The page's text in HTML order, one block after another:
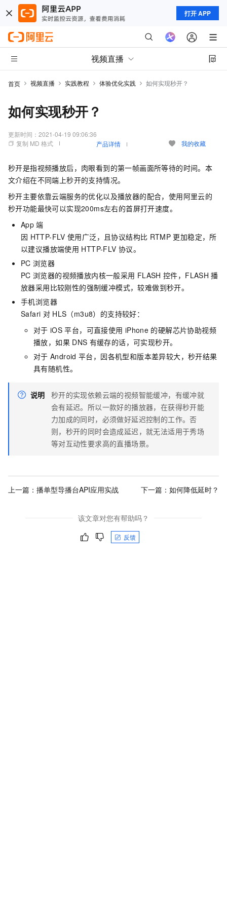
打开 APP
视频直播
首页 视频直播 实践教程 体验优化实践 如何实现秒开？
如何实现秒开？
更新时间： 2021-04-19 09:06:36
复制 MD 格式
产品详情 我的收藏
秒开是指视频播放后，肉眼看到的第一帧画面所等待的时间。本
文介绍在不同端上秒开的支持情况。
秒开主要依靠云端服务的优化以及播放器的配合，使用阿里云的
秒开功能最快可以实现200ms左右的首屏打开速度。
App 端
因 HTTP-FLV 使用广泛，且协议结构比 RTMP 更加稳定，所
以建议播放端使用 HTTP-FLV 协议。
PC 浏览器
PC 浏览器的视频播放内核一般采用 FLASH 控件，FLASH 播
放器采用比较刚性的强制缓冲模式，较难做到秒开。
手机浏览器
Safari 对 HLS（m3u8）的支持较好：
对于 iOS 平台，可直接使用 iPhone 的硬解芯片协助视频
播放，如果 DNS 有缓存的话，可实现秒开。
对于 Android 平台，因各机型和版本差异较大，秒开结果
具有随机性。
说明
秒开的实现依赖云端的视频智能缓冲，有缓冲就
会有延迟。所以一款好的播放器，在获得秒开能
力加成的同时，必须做好延迟控制的工作。否
则，秒开的同时会造成延迟，就无法适用于秀场
等对互动性要求高的直播场景。
上一篇： 播单型导播台API应用实战 下一篇： 如何降低延时？
该文章对您有帮助吗？
反馈